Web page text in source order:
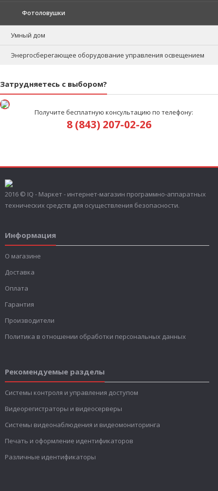
Фотоловушки
Умный дом
Энергосберегающее оборудование управления освещением
Затрудняетесь с выбором?
Получите бесплатную консультацию по телефону:
8 (843) 207-02-26
2016 © IQ - Маркет - интернет-магазин программно-аппаратных
технических средств для осуществления безопасности.
Информация
О магазине
Доставка
Оплата
Гарантия
Производители
Политика в отношении обработки персональных данных
Рекомендуемые разделы
Системы контроля и управления доступом
Видеорегистраторы и видеосерверы
Системы видеонаблюдения и видеомониторинга
Печать и оформление идентификаторов
Различные идентификаторы